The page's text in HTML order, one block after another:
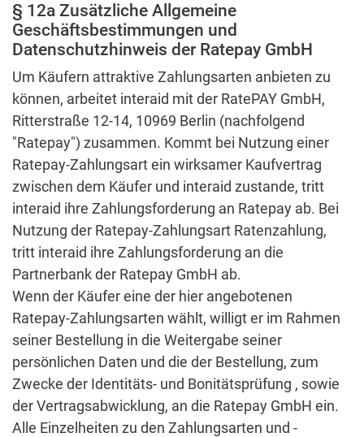
§ 12a Zusätzliche Allgemeine
Geschäftsbestimmungen und
Datenschutzhinweis der Ratepay GmbH
Um Käufern attraktive Zahlungsarten anbieten zu
können, arbeitet interaid mit der RatePAY GmbH,
Ritterstraße 12-14, 10969 Berlin (nachfolgend
"Ratepay") zusammen. Kommt bei Nutzung einer
Ratepay-Zahlungsart ein wirksamer Kaufvertrag
zwischen dem Käufer und interaid zustande, tritt
interaid ihre Zahlungsforderung an Ratepay ab. Bei
Nutzung der Ratepay-Zahlungsart Ratenzahlung,
tritt interaid ihre Zahlungsforderung an die
Partnerbank der Ratepay GmbH ab.
Wenn der Käufer eine der hier angebotenen
Ratepay-Zahlungsarten wählt, willigt er im Rahmen
seiner Bestellung in die Weitergabe seiner
persönlichen Daten und die der Bestellung, zum
Zwecke der Identitäts- und Bonitätsprüfung , sowie
der Vertragsabwicklung, an die Ratepay GmbH ein.
Alle Einzelheiten zu den Zahlungsarten und -